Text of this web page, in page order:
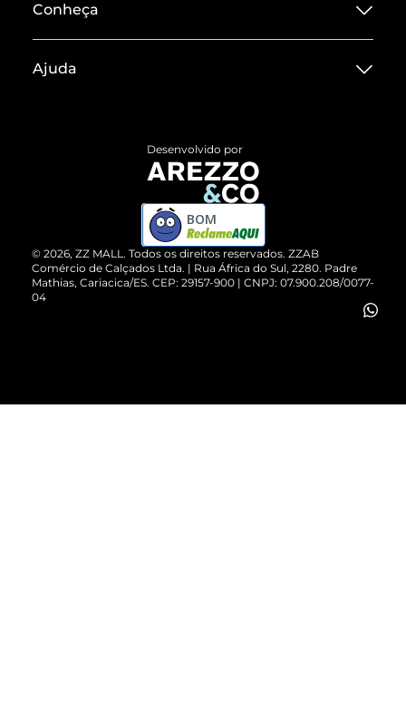
Conheça
Termos de Uso
ZZ MALL é confiável
Cartão Presente
Vendas Corporativas
Ajuda
Devolução do Produto
Compre pelo WhatsApp
© 2026, ZZ MALL. Todos os direitos reservados. ZZAB
Comércio de Calçados Ltda. | Rua África do Sul, 2280. Padre
Mathias, Cariacica/ES. CEP: 29157-900 | CNPJ: 07.900.208/0077-
04
Desenvolvido por
BOM